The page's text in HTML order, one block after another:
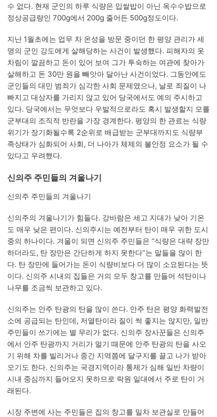
수 없다. 현재 군인의 하루 식량은 입쌀밥이 아닌 옥수수밥으로
정상공급량인 700g에서 200g 줄어든 500g정도이다.
지난 1월초에는 업무 차 온성을 방문 중이던 한 평양 관리가 세
명의 군인 강도에게 살해당하는 사건이 발생했다. 피해자의 옷
차림이 깔끔하고 돈이 있어 보여 그가 투숙하는 여관에 찾아가
살해하고 돈 30만 원을 빼앗아 달아난 사건이었다. 그동안에도
군인들의 대민 범죄가 심각한 사회 문제였으나, 날로 죄질이 나
빠지고 대상자를 가리지 않고 있어 당국에서도 예의 주시하고
있다. 당국에서는 무엇보다 우발적으로라도 혹시 발생할지 모를
군부대의 조직적 반란을 가장 경계한다. 평양의 한 관료는 식량
위기가 장기화될수록 2순위로 배급받는 군부대까지도 식량부
족상태가 심화되어 사회, 더 나아가 체제의 불안정 요소가 될 수
있다고 우려했다.
신의주 주민들의 겨울나기
신의주 주민들의 겨울나기
신의주의 겨울나기가 힘들다. 강바람은 세고 지대가 낮아 기온
도 매우 낮은 편이다. 신의주시는 예전부터 탄이 매우 귀한 도시
중의 하나이다. 겨울이 되면 신의주 주민들은 “식량은 대략 장만
하더라도, 탄 장만은 간단하게 하지 못한다”는 말들을 많이 한
다. 탄 장만에 들어가는 돈이 식량비보다 더 많이 소요된다는 뜻
이다. 신의주 시내의 집들은 거의 모두 창고를 만들어 석탄이나
나무를 조금씩 보관하고 있다.
신의주는 안주 탄광의 탄을 많이 쓴다. 안주 탄은 평양 화력발전
소에 공급되는 탄인데, 저열탄이라 질이 썩 좋지는 않지만, 일반
주민들이 쓰기에는 별 무리가 없다. 신의주 장사꾼들은 신의주
에서 안주 탄광까지 거리가 멀기 때문에 안주 탄광의 탄을 사오
기 위해 차를 빌리거나 중간 지역쯤에 달구지를 끌고 나가 받아
오기도 한다. 신의주는 국경지역이라 통제가 심해 일반 차량이
시내 중심까지 들어오지 못하므로 락원 일대에서 주로 탄이 거
래된다.
시장 주변에 사는 주민들은 집의 창고를 밀차 보관실로 만들어